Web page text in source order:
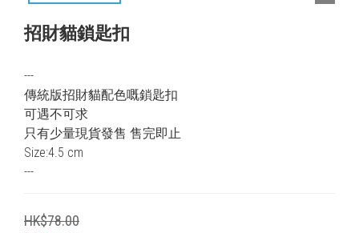
招財貓鎖匙扣
---
傳統版招財貓配色嘅鎖匙扣
可遇不可求
只有少量現貨發售 售完即止
Size:4.5 cm
---
HK$78.00